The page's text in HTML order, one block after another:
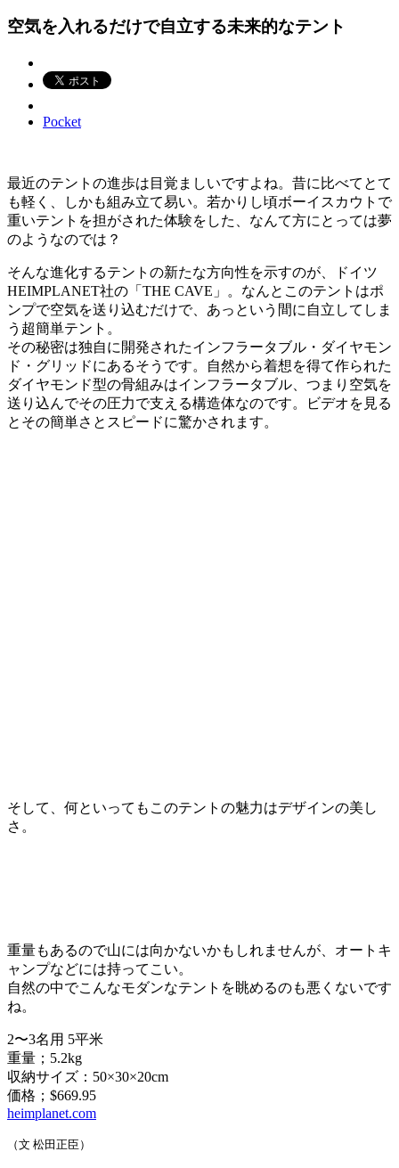
空気を入れるだけで自立する未来的なテント
Pocket
最近のテントの進歩は目覚ましいですよね。昔に比べてとて
も軽く、しかも組み立て易い。若かりし頃ボーイスカウトで
重いテントを担がされた体験をした、なんて方にとっては夢
のようなのでは？
そんな進化するテントの新たな方向性を示すのが、ドイツ
HEIMPLANET社の「THE CAVE」。なんとこのテントはポ
ンプで空気を送り込むだけで、あっという間に自立してしま
う超簡単テント。
その秘密は独自に開発されたインフラータブル・ダイヤモン
ド・グリッドにあるそうです。自然から着想を得て作られた
ダイヤモンド型の骨組みはインフラータブル、つまり空気を
送り込んでその圧力で支える構造体なのです。ビデオを見る
とその簡単さとスピードに驚かされます。
そして、何といってもこのテントの魅力はデザインの美し
さ。
重量もあるので山には向かないかもしれませんが、オートキ
ャンプなどには持ってこい。
自然の中でこんなモダンなテントを眺めるのも悪くないです
ね。
2〜3名用 5平米
重量；5.2kg
収納サイズ：50×30×20cm
価格；$669.95
heimplanet.com
（文 松田正臣）